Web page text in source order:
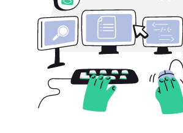
Cuenta
Comprar ahora